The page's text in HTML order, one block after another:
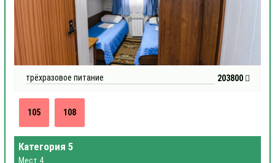
трёхразовое питание 203800
105 108
Категория 5
Мест 4